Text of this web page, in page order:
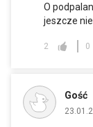
O
jeszcze
2 0
Gość